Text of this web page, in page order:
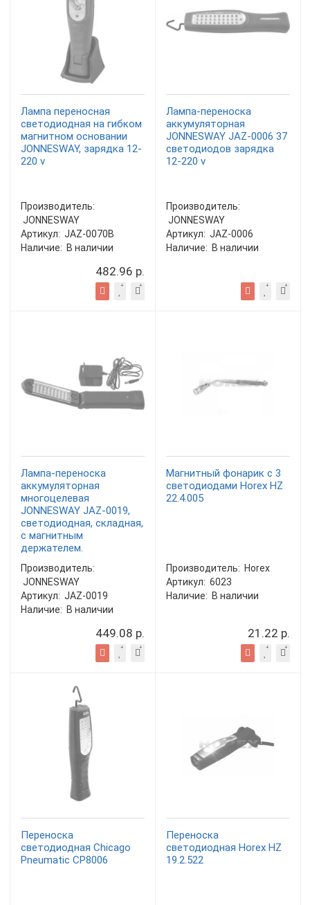
Лампа переносная
светодиодная на гибком
магнитном основании
JONNESWAY, зарядка 12-
220 v
Производитель:
JONNESWAY
Артикул: JAZ-0070B
Наличие: В наличии
482.96 р.
Лампа-переноска
аккумуляторная
JONNESWAY JAZ-0006 37
светодиодов зарядка
12-220 v
Производитель:
JONNESWAY
Артикул: JAZ-0006
Наличие: В наличии
Лампа-переноска
аккумуляторная
многоцелевая
JONNESWAY JAZ-0019,
светодиодная, складная,
с магнитным
держателем.
Производитель:
JONNESWAY
Артикул: JAZ-0019
Наличие: В наличии
449.08 р.
Магнитный фонарик с 3
светодиодами Horex HZ
22.4.005
Производитель: Horex
Артикул: 6023
Наличие: В наличии
21.22 р.
Переноска
светодиодная Chicago
Pneumatic CP8006
Переноска
светодиодная Horex HZ
19.2.522